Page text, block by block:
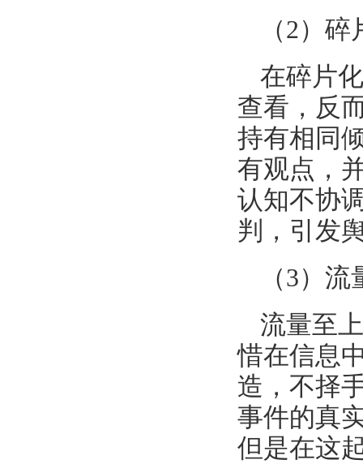
（2）
在碎片
查看，反
持有相同
有观点，
认知不协
判，引发
（3）
流量至
惜在信息
造，不择
事件的真
但是在这